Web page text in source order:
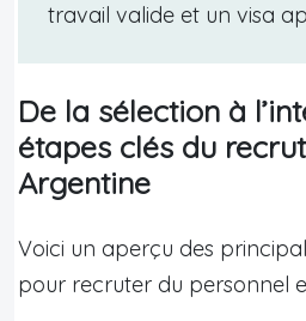
travail valide et un visa
De la sélection à
étapes clés du
Argentine
Voici un aperçu des
pour recruter du personnel